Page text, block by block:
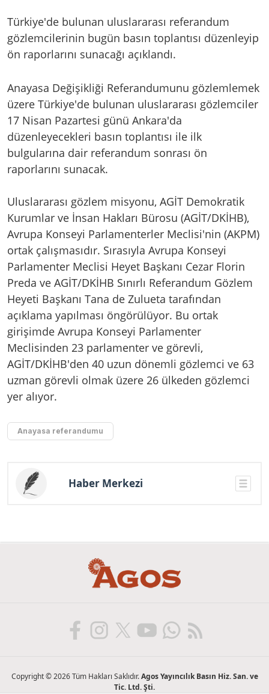
Türkiye'de bulunan uluslararası referandum
gözlemcilerinin bugün basın toplantısı düzenleyip
ön raporlarını sunacağı açıklandı.
Anayasa Değişikliği Referandumunu gözlemlemek
üzere Türkiye'de bulunan uluslararası gözlemciler
17 Nisan Pazartesi günü Ankara'da
düzenleyecekleri basın toplantısı ile ilk
bulgularına dair referandum sonrası ön
raporlarını sunacak.
Uluslararası gözlem misyonu, AGİT Demokratik
Kurumlar ve İnsan Hakları Bürosu (AGİT/DKİHB),
Avrupa Konseyi Parlamenterler Meclisi'nin (AKPM)
ortak çalışmasıdır. Sırasıyla Avrupa Konseyi
Parlamenter Meclisi Heyet Başkanı Cezar Florin
Preda ve AGİT/DKİHB Sınırlı Referandum Gözlem
Heyeti Başkanı Tana de Zulueta tarafından
açıklama yapılması öngörülüyor. Bu ortak
girişimde Avrupa Konseyi Parlamenter
Meclisinden 23 parlamenter ve görevli,
AGİT/DKİHB'den 40 uzun dönemli gözlemci ve 63
uzman görevli olmak üzere 26 ülkeden gözlemci
yer alıyor.
Anayasa referandumu
Haber Merkezi
Copyright © 2026 Tüm Hakları Saklıdır.Agos Yayıncılık Basın Hiz. San. ve
Tic. Ltd. Şti.